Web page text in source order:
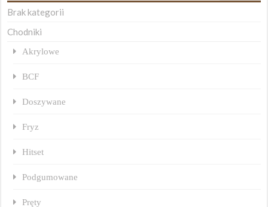
Brak kategorii
Chodniki
Akrylowe
BCF
Doszywane
Fryz
Hitset
Podgumowane
Pręty